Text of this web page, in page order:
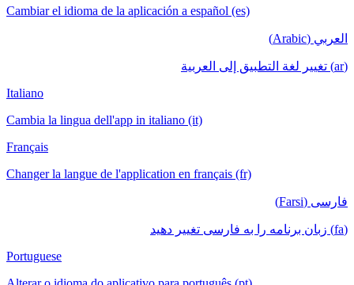
Cambiar el idioma de la aplicación a español (es)
العربي (Arabic)
(ar) تغيير لغة التطبيق إلى العربية
Italiano
Cambia la lingua dell'app in italiano (it)
Français
Changer la langue de l'application en français (fr)
فارسی (Farsi)
(fa) زبان برنامه را به فارسی تغییر دهید
Portuguese